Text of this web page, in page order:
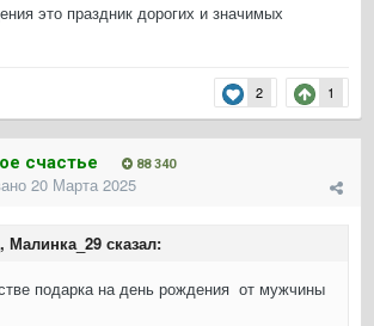
это праздник дорогих и значимых
2 1
счастье 88 340
20 Марта 2025
Малинка_29 сказал:
подарка на день рождения от мужчины